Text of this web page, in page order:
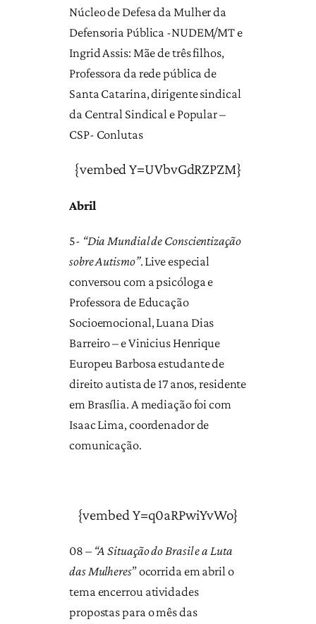
Núcleo de Defesa da Mulher da
Defensoria Pública -NUDEM/MT e
Ingrid Assis: Mãe de três filhos,
Professora da rede pública de
Santa Catarina, dirigente sindical
da Central Sindical e Popular –
CSP- Conlutas
{vembed Y=UVbvGdRZPZM}
Abril
5- “Dia Mundial de Conscientização
sobre Autismo”. Live especial
conversou com a psicóloga e
Professora de Educação
Socioemocional, Luana Dias
Barreiro – e Vinicius Henrique
Europeu Barbosa estudante de
direito autista de 17 anos, residente
em Brasília. A mediação foi com
Isaac Lima, coordenador de
comunicação.
{vembed Y=q0aRPwiYvWo}
08 – “A Situação do Brasil e a Luta
das Mulheres” ocorrida em abril o
tema encerrou atividades
propostas para o mês das